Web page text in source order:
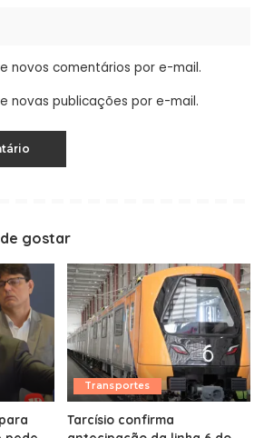
novos comentários por e-mail.
novas publicações por e-mail.
gostar
Transportes
Tarcísio confirma